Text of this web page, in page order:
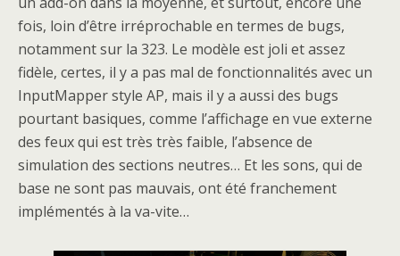
fois, loin d’être irréprochable en termes de bugs,
notamment sur la 323. Le modèle est joli et assez
fidèle, certes, il y a pas mal de fonctionnalités avec un
InputMapper style AP, mais il y a aussi des bugs
pourtant basiques, comme l’affichage en vue externe
des feux qui est très très faible, l’absence de
simulation des sections neutres… Et les sons, qui de
base ne sont pas mauvais, ont été franchement
implémentés à la va-vite…